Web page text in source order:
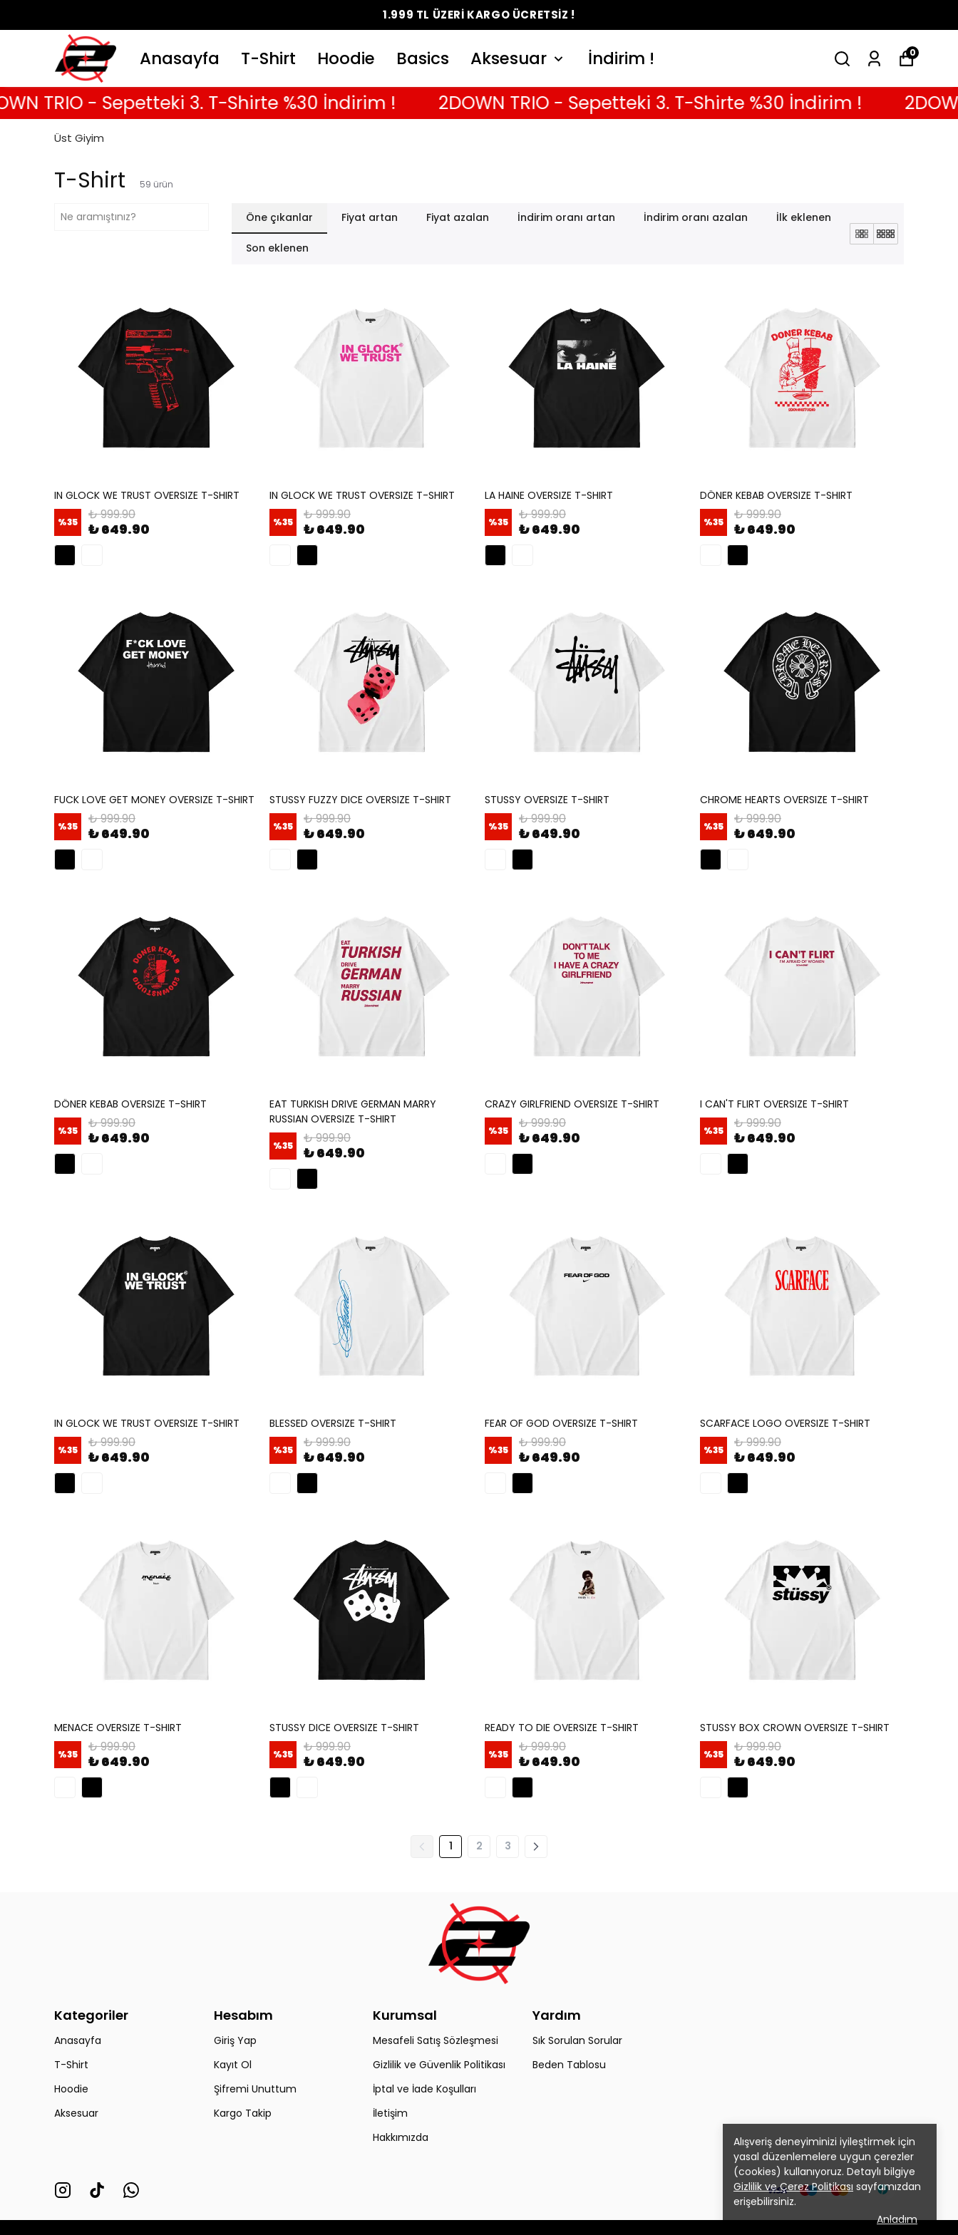
1.999 TL ÜZERİ KARGO ÜCRETSİZ !
Anasayfa T-Shirt Hoodie Basics Aksesuar İndirim ! 0
Alışveriş deneyiminizi iyileştirmek için
yasal düzenlemelere uygun çerezler
(cookies) kullanıyoruz. Detaylı bilgiye
Gizlilik ve Çerez Politikası sayfamızdan
erişebilirsiniz.
Anladım
- Sepetteki 3. T-Shirte %30 İndirim ! 2DOWN TRIO - Sepetteki 3. T-Shirte %30 İndirim ! 2DOWN
Üst Giyim
T-Shirt 59 ürün
Öne çıkanlar Fiyat artan Fiyat azalan İndirim oranı artan İndirim oranı azalan İlk eklenen
Son eklenen
IN GLOCK WE TRUST OVERSIZE T-SHIRT
%35 ₺ 999.90
₺ 649.90
IN GLOCK WE TRUST OVERSIZE T-SHIRT
%35 ₺ 999.90
₺ 649.90
LA HAINE OVERSIZE T-SHIRT
%35 ₺ 999.90
₺ 649.90
DÖNER KEBAB OVERSIZE T-SHIRT
%35 ₺ 999.90
₺ 649.90
FUCK LOVE GET MONEY OVERSIZE T-SHIRT
%35 ₺ 999.90
₺ 649.90
STUSSY FUZZY DICE OVERSIZE T-SHIRT
%35 ₺ 999.90
₺ 649.90
STUSSY OVERSIZE T-SHIRT
%35 ₺ 999.90
₺ 649.90
CHROME HEARTS OVERSIZE T-SHIRT
%35 ₺ 999.90
₺ 649.90
DÖNER KEBAB OVERSIZE T-SHIRT
%35 ₺ 999.90
₺ 649.90
EAT TURKISH DRIVE GERMAN MARRY
RUSSIAN OVERSIZE T-SHIRT
%35 ₺ 999.90
₺ 649.90
CRAZY GIRLFRIEND OVERSIZE T-SHIRT
%35 ₺ 999.90
₺ 649.90
I CAN'T FLIRT OVERSIZE T-SHIRT
%35 ₺ 999.90
₺ 649.90
IN GLOCK WE TRUST OVERSIZE T-SHIRT
%35 ₺ 999.90
₺ 649.90
BLESSED OVERSIZE T-SHIRT
%35 ₺ 999.90
₺ 649.90
FEAR OF GOD OVERSIZE T-SHIRT
%35 ₺ 999.90
₺ 649.90
SCARFACE LOGO OVERSIZE T-SHIRT
%35 ₺ 999.90
₺ 649.90
MENACE OVERSIZE T-SHIRT
%35 ₺ 999.90
₺ 649.90
STUSSY DICE OVERSIZE T-SHIRT
%35 ₺ 999.90
₺ 649.90
READY TO DIE OVERSIZE T-SHIRT
%35 ₺ 999.90
₺ 649.90
STUSSY BOX CROWN OVERSIZE T-SHIRT
%35 ₺ 999.90
₺ 649.90
1 2 3
Kategoriler
Anasayfa
T-Shirt
Hoodie
Aksesuar
Hesabım
Giriş Yap
Kayıt Ol
Şifremi Unuttum
Kargo Takip
Kurumsal
Mesafeli Satış Sözleşmesi
Gizlilik ve Güvenlik Politikası
İptal ve İade Koşulları
İletişim
Hakkımızda
Yardım
Sık Sorulan Sorular
Beden Tablosu